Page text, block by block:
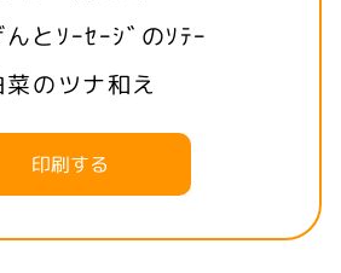
んとｿｰｾｰｼﾞのｿﾃｰ
菜のツナ和え
印刷する